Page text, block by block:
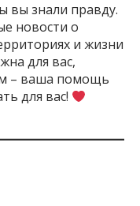
вы знали правду.
новости о
и жизни
для вас,
– ваша помощь
для вас!